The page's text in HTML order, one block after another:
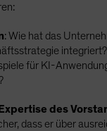
: Wie hat das
für KI-
des
dass er über